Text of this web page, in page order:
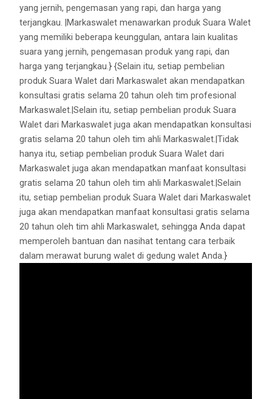
yang jernih, pengemasan yang rapi, dan harga yang
terjangkau. |Markaswalet menawarkan produk Suara Walet
yang memiliki beberapa keunggulan, antara lain kualitas
suara yang jernih, pengemasan produk yang rapi, dan
harga yang terjangkau.} {Selain itu, setiap pembelian
produk Suara Walet dari Markaswalet akan mendapatkan
konsultasi gratis selama 20 tahun oleh tim profesional
Markaswalet.|Selain itu, setiap pembelian produk Suara
Walet dari Markaswalet juga akan mendapatkan konsultasi
gratis selama 20 tahun oleh tim ahli Markaswalet.|Tidak
hanya itu, setiap pembelian produk Suara Walet dari
Markaswalet juga akan mendapatkan manfaat konsultasi
gratis selama 20 tahun oleh tim ahli Markaswalet.|Selain
itu, setiap pembelian produk Suara Walet dari Markaswalet
juga akan mendapatkan manfaat konsultasi gratis selama
20 tahun oleh tim ahli Markaswalet, sehingga Anda dapat
memperoleh bantuan dan nasihat tentang cara terbaik
dalam merawat burung walet di gedung walet Anda.}